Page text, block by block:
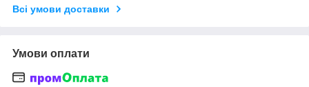
Всі умови доставки
Умови оплати